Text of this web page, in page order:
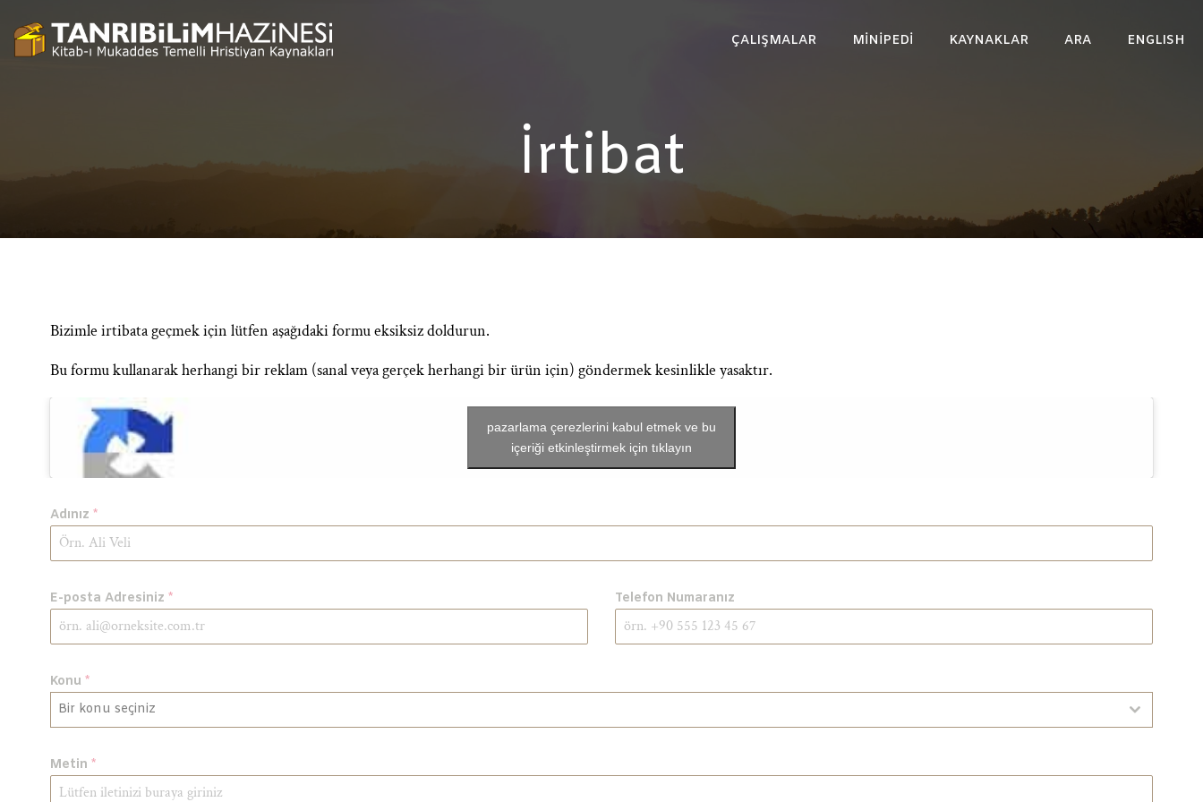
geç
ÇALIŞMALAR MINIPEDI KAYNAKLAR ARA ENGLISH
İrtibat
Bizimle irtibata geçmek için lütfen aşağıdaki formu eksiksiz doldurun.
Bu formu kullanarak herhangi bir reklam (sanal veya gerçek herhangi bir ürün için) göndermek kesinlikle yasaktır.
pazarlama çerezlerini kabul etmek ve bu
içeriği etkinleştirmek için tıklayın
Adınız *
E-posta Adresiniz * Telefon Numaranız
Konu *
Bir konu seçiniz
Metin *